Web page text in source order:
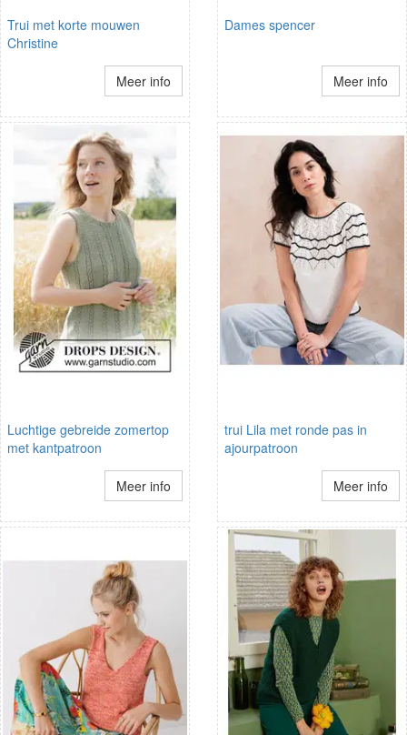
Trui met korte mouwen
Christine
Meer info
Dames spencer
Meer info
Luchtige gebreide zomertop
met kantpatroon
Meer info
trui Lila met ronde pas in
ajourpatroon
Meer info